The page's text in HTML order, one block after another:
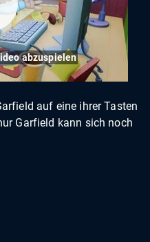
abzuspielen
auf eine ihrer Tasten
Garfield kann sich noch